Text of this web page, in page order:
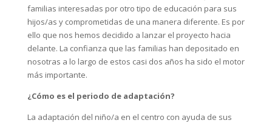
familias interesadas por otro tipo de educación para sus
hijos/as y comprometidas de una manera diferente. Es por
ello que nos hemos decidido a lanzar el proyecto hacia
delante. La confianza que las familias han depositado en
nosotras a lo largo de estos casi dos años ha sido el motor
más importante.
¿Cómo es el periodo de adaptación?
La adaptación del niño/a en el centro con ayuda de sus